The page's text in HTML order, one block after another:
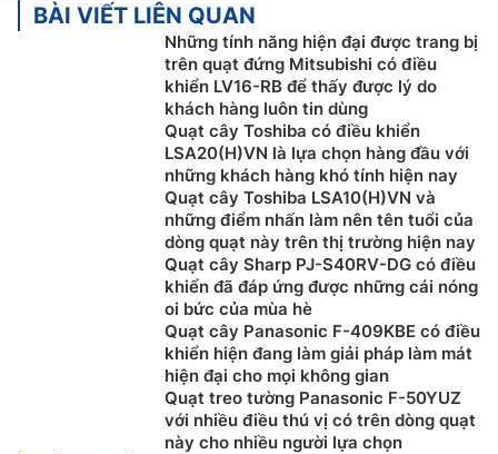
BÀI VIẾT LIÊN QUAN
Những tính năng hiện đại được trang bị
trên quạt đứng Mitsubishi có điều
khiển LV16-RB để thấy được lý do
khách hàng luôn tin dùng
Quạt cây Toshiba có điều khiển
LSA20(H)VN là lựa chọn hàng đầu với
những khách hàng khó tính hiện nay
Quạt cây Toshiba LSA10(H)VN và
những điểm nhấn làm nên tên tuổi của
dòng quạt này trên thị trường hiện nay
Quạt cây Sharp PJ-S40RV-DG có điều
khiển đã đáp ứng được những cái nóng
oi bức của mùa hè
Quạt cây Panasonic F-409KBE có điều
khiển hiện đang làm giải pháp làm mát
hiện đại cho mọi không gian
Quạt treo tường Panasonic F-50YUZ
với nhiều điều thú vị có trên dòng quạt
này cho nhiều người lựa chọn